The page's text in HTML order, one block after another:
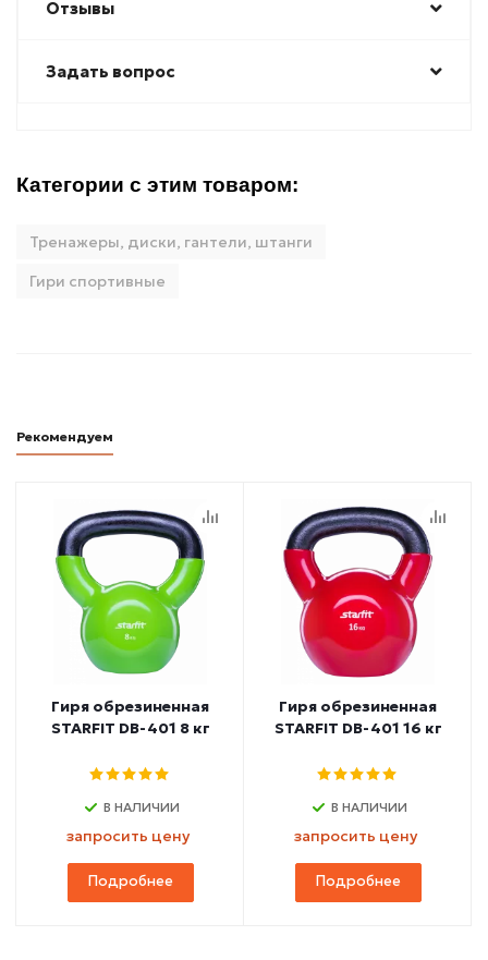
Отзывы
Задать вопрос
Категории с этим товаром:
Тренажеры, диски, гантели, штанги
Гири спортивные
Рекомендуем
Гиря обрезиненная
STARFIT DB-401 8 кг
В НАЛИЧИИ
запросить цену
Подробнее
Гиря обрезиненная
STARFIT DB-401 16 кг
В НАЛИЧИИ
запросить цену
Подробнее